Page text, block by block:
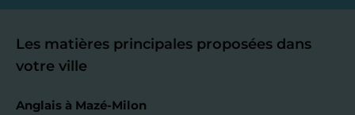
Les matières principales proposées dans
votre ville
Anglais à Mazé-Milon